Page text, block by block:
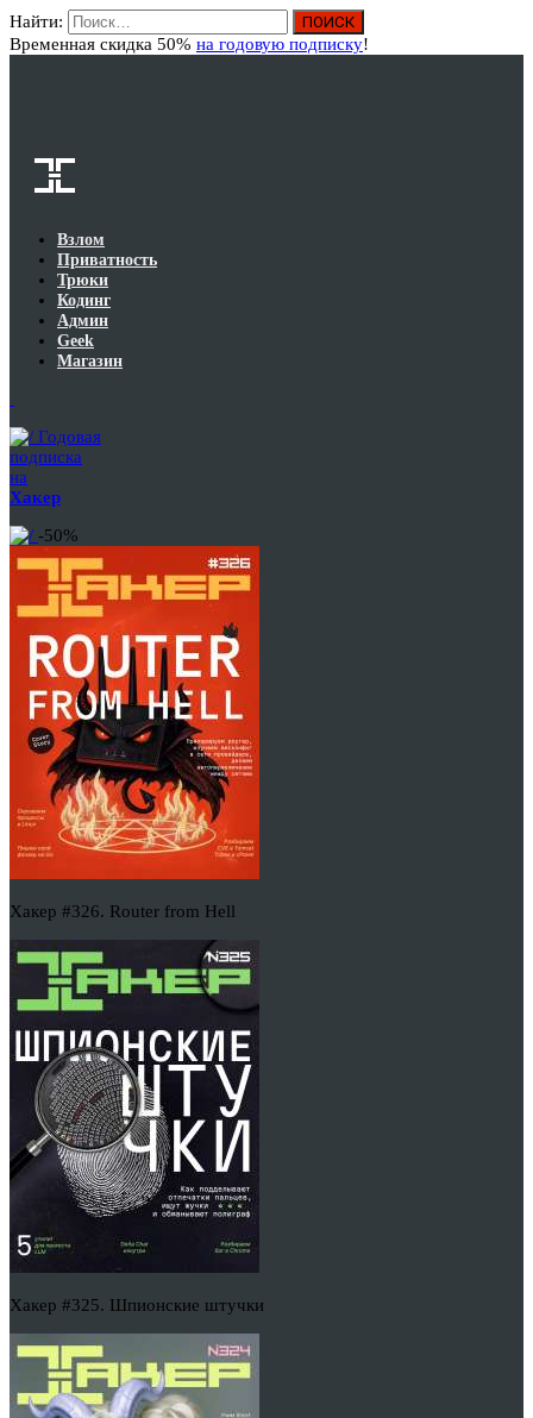
Найти:
Временная скидка 50% на годовую подписку!
Взлом
Приватность
Трюки
Кодинг
Админ
Geek
Магазин
Годовая
подписка
на
Хакер
-50%
Хакер #326. Router from Hell
Хакер #325. Шпионские штучки